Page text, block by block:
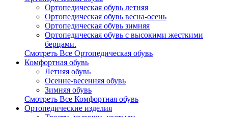
Ортопедическая обувь летняя
Ортопедическая обувь весна-осень
Ортопедическая обувь зимняя
Ортопедическая обувь с высокими жесткими
берцами.
Смотреть Все Ортопедическая обувь
Комфортная обувь
Летняя обувь
Осенне-весенняя обувь
Зимняя обувь
Смотреть Все Комфортная обувь
Ортопедические изделия